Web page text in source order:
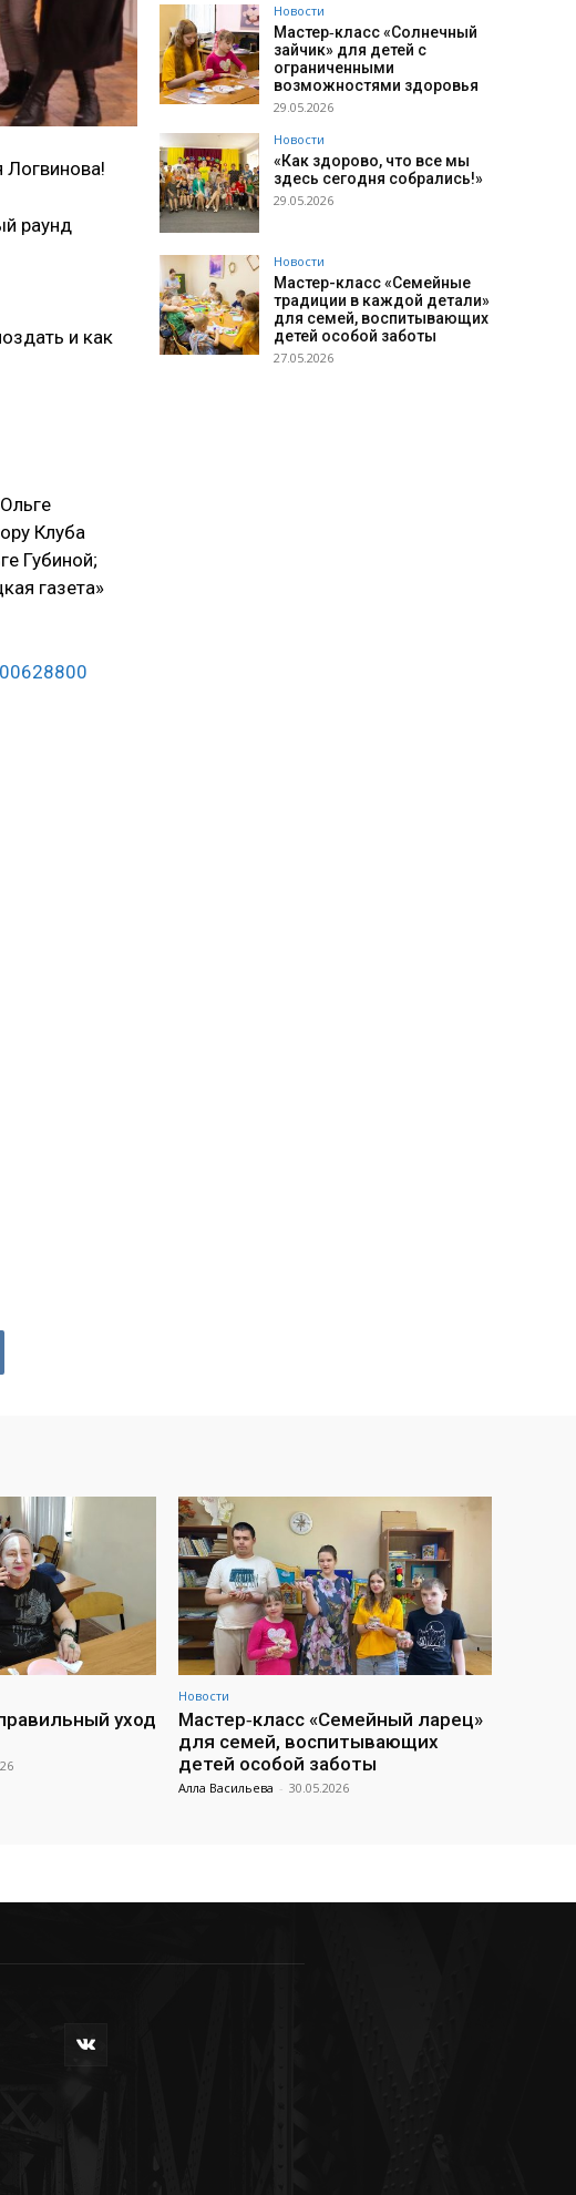
Логвинова!
раунд
и как
Клуба
Губиной;
газета»
Новости
Мастер‑класс «Солнечный
зайчик» для детей с
ограниченными
возможностями здоровья
29.05.2026
Новости
«Как здорово, что все мы
здесь сегодня собрались!»
29.05.2026
Новости
Мастер-класс «Семейные
традиции в каждой детали»
для семей, воспитывающих
детей особой заботы
27.05.2026
уход
Новости
Мастер‑класс «Семейный ларец»
для семей, воспитывающих
детей особой заботы
Алла Васильева - 30.05.2026